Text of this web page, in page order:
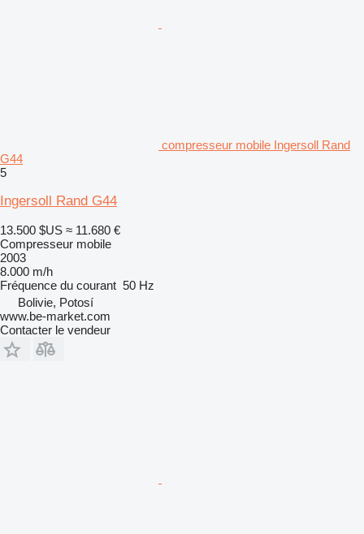
compresseur mobile Ingersoll Rand
G44
5
Ingersoll Rand G44
13.500 $US ≈ 11.680 €
Compresseur mobile
2003
8.000 m/h
Fréquence du courant 50 Hz
Bolivie, Potosí
www.be-market.com
Contacter le vendeur